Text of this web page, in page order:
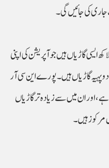
کی جائیں گی۔
سی اے کیو ایم کے مطابق، دہلی میں 62 لاکھ ایسی گاڑیاں ہیں جو آپریشن کی اپنی
چکی ہیں، جن میں 41 لاکھ دو پہیہ گاڑیاں ہیں۔ پورے این سی آر
کی تعداد تقریباً 44 لاکھ ہے، اور ان میں سے زیادہ تر گاڑیاں
مرکوز ہیں۔